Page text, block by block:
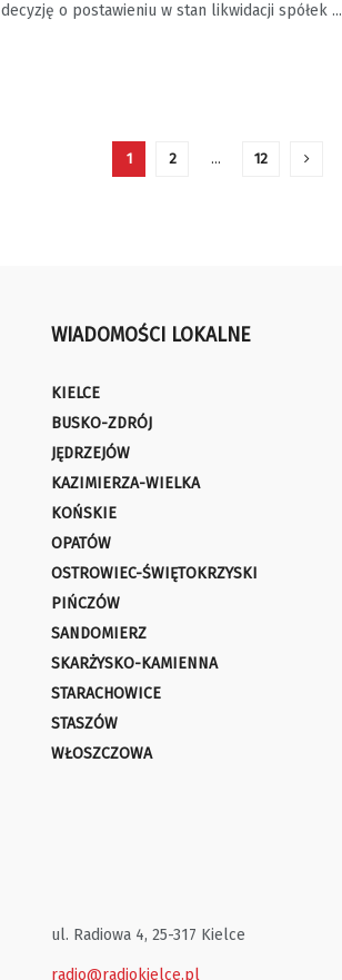
decyzję o postawieniu w stan likwidacji spółek ...
1 2 … 12
WIADOMOŚCI LOKALNE
KIELCE
BUSKO-ZDRÓJ
JĘDRZEJÓW
KAZIMIERZA-WIELKA
KOŃSKIE
OPATÓW
OSTROWIEC-ŚWIĘTOKRZYSKI
PIŃCZÓW
SANDOMIERZ
SKARŻYSKO-KAMIENNA
STARACHOWICE
STASZÓW
WŁOSZCZOWA
ul. Radiowa 4, 25-317 Kielce
radio@radiokielce.pl